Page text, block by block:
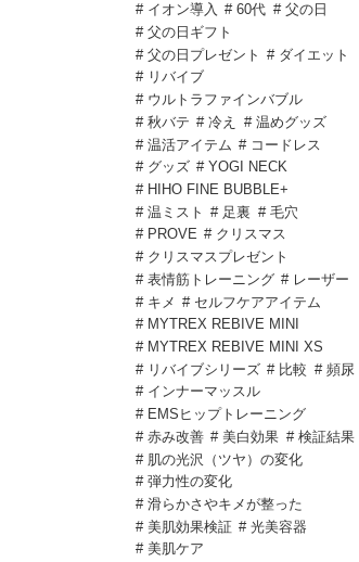
# イオン導入 # 60代 # 父の日
# 父の日ギフト
# 父の日プレゼント
# ダイエット
# リバイブ
# ウルトラファインバブル
# 秋バテ # 冷え
# 温めグッズ
# 温活アイテム # コードレス
# グッズ # YOGI NECK
# HIHO FINE BUBBLE+
# 温ミスト
# 足裏 # 毛穴
# PROVE # クリスマス
# クリスマスプレゼント
# 表情筋トレーニング # レーザー
# キメ # セルフケアアイテム
# MYTREX REBIVE MINI
# MYTREX REBIVE MINI XS
# リバイブシリーズ # 比較 # 頻尿
# インナーマッスル
# EMSヒップトレーニング
# 赤み改善 # 美白効果 # 検証結果
# 肌の光沢（ツヤ）の変化
# 弾力性の変化
# 滑らかさやキメが整った
# 美肌効果検証 # 光美容器
# 美肌ケア